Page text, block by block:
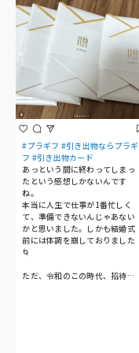
#プラギフ #引き出物ならプラギ
フ #引き出物カード
あっという間に終わってしまっ
たという感想しかないんです
ね。
本当に人生で仕事が1番忙しく
て、準備できないんじゃあない
かと思いました。しかも結婚式
前には体調を崩しておりました
🌀
ただ、令和のこの時代、招待状